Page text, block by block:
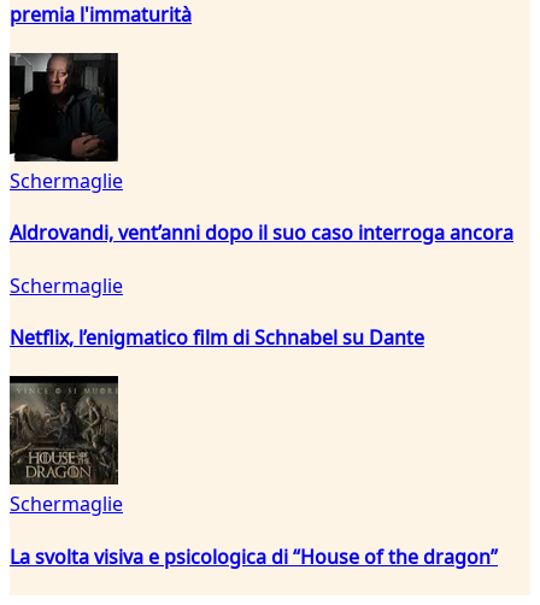
premia l'immaturità
Schermaglie
Aldrovandi, vent’anni dopo il suo caso interroga ancora
Schermaglie
Netflix, l’enigmatico film di Schnabel su Dante
Schermaglie
La svolta visiva e psicologica di “House of the dragon”